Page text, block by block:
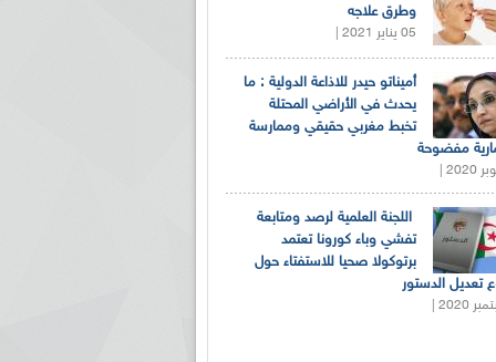
وطرق علاجه
05 يناير 2021 |
أميناتو حيدر للاذاعة الدولية : ما
يحدث في الأراضي المحتلة
تخبط مغربي حقيقي وممارسة
مفضوحة
اللجنة العلمية لرصد ومتابعة
تفشي وباء كورونا تعتمد
برتوكولا صحيا للاستفتاء حول
تعديل الدستور